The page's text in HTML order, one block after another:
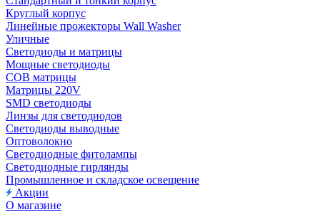
Круглый корпус
Линейные прожекторы Wall Washer
Уличные
Светодиоды и матрицы
Мощные светодиоды
COB матрицы
Матрицы 220V
SMD светодиоды
Линзы для светодиодов
Светодиоды выводные
Оптоволокно
Светодиодные фитолампы
Светодиодные гирлянды
Промышленное и складское освещение
Акции
О магазине